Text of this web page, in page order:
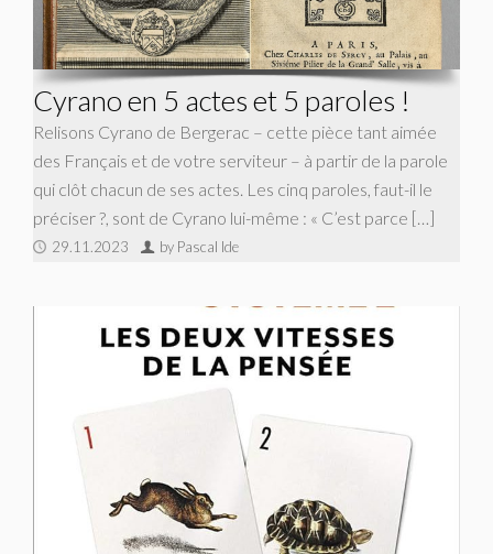
Cyrano en 5 actes et 5 paroles !
Relisons Cyrano de Bergerac – cette pièce tant aimée
des Français et de votre serviteur – à partir de la parole
qui clôt chacun de ses actes. Les cinq paroles, faut-il le
préciser ?, sont de Cyrano lui-même : « C’est parce […]
29.11.2023 by Pascal Ide